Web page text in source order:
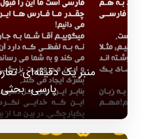
منبر یک دقیقه‌ای:
پارسی،